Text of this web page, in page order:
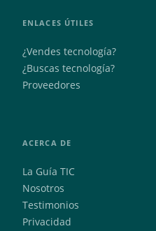
ENLACES ÚTILES
¿Vendes tecnología?
¿Buscas tecnología?
Proveedores
ACERCA DE
La Guía TIC
Nosotros
Testimonios
Privacidad